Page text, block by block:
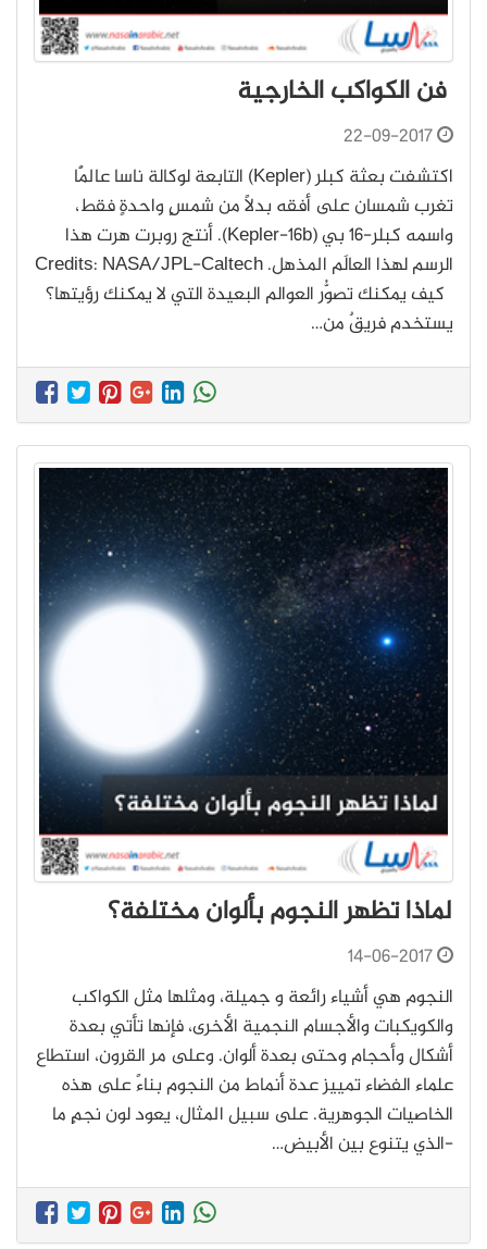
فن الكواكب الخارجية
22-09-2017
اكتشفت بعثة كبلر (Kepler) التابعة لوكالة ناسا عالَمًا
تغرب شمسان على أفقه بدلًا من شمسٍ واحدةٍ فقط،
واسمه كبلر-16 بي (Kepler-16b). أنتج روبرت هرت هذا
الرسم لهذا العالَم المذهل. Credits: NASA/JPL-Caltech
كيف يمكنك تصوُّر العوالم البعيدة التي لا يمكنك رؤيتها؟
يستخدم فريقٌ من…
لماذا تظهر النجوم بألوان مختلفة؟
14-06-2017
النجوم هي أشياء رائعة و جميلة، ومثلها مثل الكواكب
والكويكبات والأجسام النجمية الأخرى، فإنها تأتي بعدة
أشكال وأحجام وحتى بعدة ألوان. وعلى مر القرون، استطاع
علماء الفضاء تمييز عدة أنماط من النجوم بناءً على هذه
الخاصيات الجوهرية. على سبيل المثال، يعود لون نجمٍ ما
-الذي يتنوع بين الأبيض…